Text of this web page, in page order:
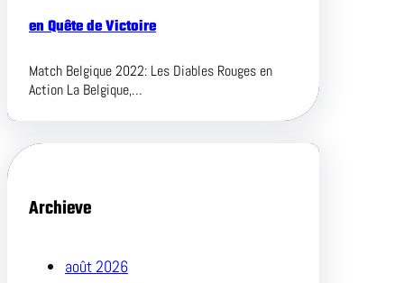
en Quête de Victoire
Match Belgique 2022: Les Diables Rouges en
Action La Belgique,…
Archieve
août 2026